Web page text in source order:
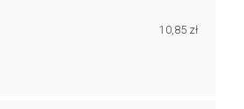
10,85 zł